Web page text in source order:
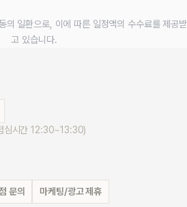
일환으로, 이에 따른 일정액의 수수료를 제공받
고 있습니다.
시간 12:30~13:30)
문의 마케팅/광고 제휴